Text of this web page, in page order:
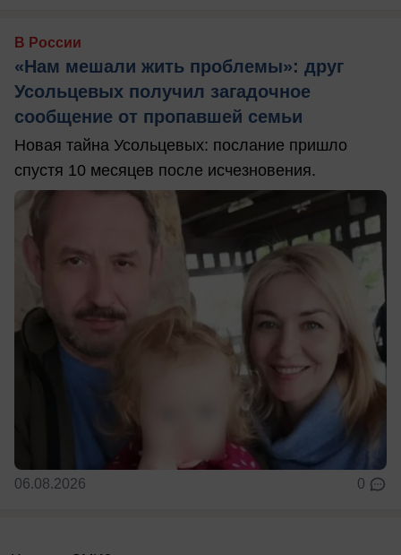
В России
«Нам мешали жить проблемы»: друг
Усольцевых получил загадочное
сообщение от пропавшей семьи
Новая тайна Усольцевых: послание пришло
спустя 10 месяцев после исчезновения.
06.08.2026 0